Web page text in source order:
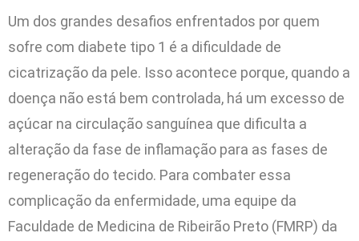
Um dos grandes desafios enfrentados por quem
sofre com diabete tipo 1 é a dificuldade de
cicatrização da pele. Isso acontece porque, quando a
doença não está bem controlada, há um excesso de
açúcar na circulação sanguínea que dificulta a
alteração da fase de inflamação para as fases de
regeneração do tecido. Para combater essa
complicação da enfermidade, uma equipe da
Faculdade de Medicina de Ribeirão Preto (FMRP) da